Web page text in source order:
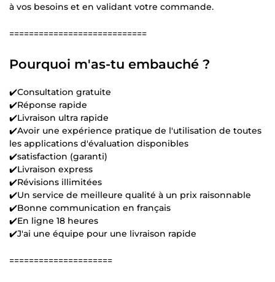
à vos besoins et en validant votre commande.
============================
Pourquoi m'as-tu embauché ?
✔️Consultation gratuite
✔️Réponse rapide
✔️Livraison ultra rapide
✔️Avoir une expérience pratique de l'utilisation de toutes
les applications d'évaluation disponibles
✔️satisfaction (garanti)
✔️Livraison express
✔️Révisions illimitées
✔️Un service de meilleure qualité à un prix raisonnable
✔️Bonne communication en français
✔️En ligne 18 heures
✔️J'ai une équipe pour une livraison rapide
=====================